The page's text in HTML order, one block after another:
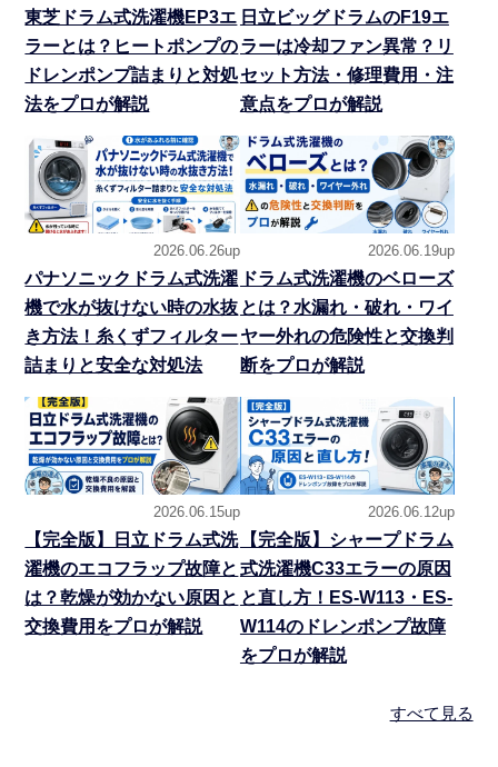
東芝ドラム式洗濯機EP3エ
ラーとは？ヒートポンプの
ドレンポンプ詰まりと対処
法をプロが解説
日立ビッグドラムのF19エ
ラーは冷却ファン異常？リ
セット方法・修理費用・注
意点をプロが解説
2026.06.26up
パナソニックドラム式洗濯
機で水が抜けない時の水抜
き方法！糸くずフィルター
詰まりと安全な対処法
2026.06.19up
ドラム式洗濯機のベローズ
とは？水漏れ・破れ・ワイ
ヤー外れの危険性と交換判
断をプロが解説
2026.06.15up
【完全版】日立ドラム式洗
濯機のエコフラップ故障と
は？乾燥が効かない原因と
交換費用をプロが解説
2026.06.12up
【完全版】シャープドラム
式洗濯機C33エラーの原因
と直し方！ES-W113・ES-
W114のドレンポンプ故障
をプロが解説
すべて見る